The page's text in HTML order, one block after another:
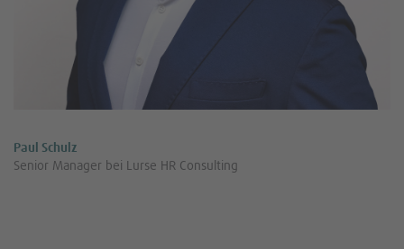
Paul Schulz
Senior Manager bei Lurse HR Consulting